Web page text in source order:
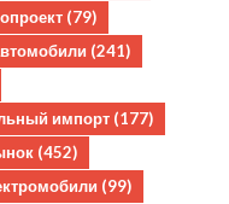
(79)
(241)
импорт (177)
(452)
(99)